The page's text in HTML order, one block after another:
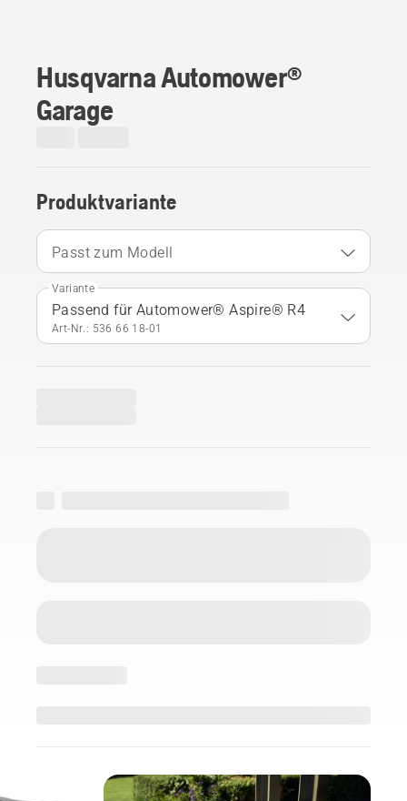
Husqvarna Automower®
Garage
Produktvariante
Passt zum Modell
Variante
Passend für Automower® Aspire® R4
Art-Nr.: 536 66 18‑01